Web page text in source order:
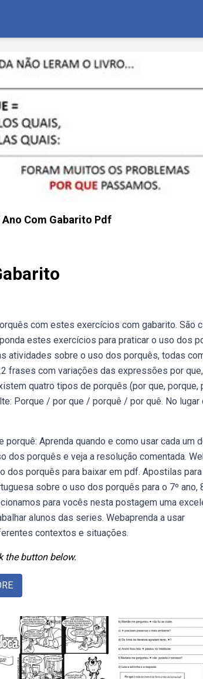
Com Gabarito Pdf
com estes exercícios com gabarito. São
estes exercícios para praticar o uso dos
atividades sobre o uso dos porquês, todas
frases com variações das expressões por
quatro tipos de porquês (por que, porque,
Porque / por que / porquê / por quê. No lugar
porquê: Aprenda quando e como usar cada um
porquês e veja a resolução comentada.
porquês para baixar em pdf. Apostilas
sobre o uso dos porquês para o 7º ano,
para vocês nesta postagem uma
alunos das series. Webaprenda a usar
contextos e situações.
the button below.